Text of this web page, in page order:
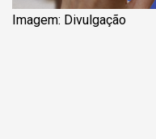
Imagem: Divulgação